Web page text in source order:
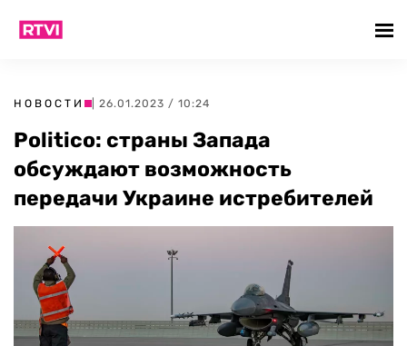
НОВОСТИ | 26.01.2023 / 10:24
Politico: страны Запада
обсуждают возможность
передачи Украине истребителей